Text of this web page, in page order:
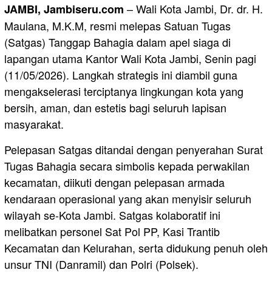
JAMBI, Jambiseru.com – Wali Kota Jambi, Dr. dr. H.
Maulana, M.K.M, resmi melepas Satuan Tugas
(Satgas) Tanggap Bahagia dalam apel siaga di
lapangan utama Kantor Wali Kota Jambi, Senin pagi
(11/05/2026). Langkah strategis ini diambil guna
mengakselerasi terciptanya lingkungan kota yang
bersih, aman, dan estetis bagi seluruh lapisan
masyarakat.
Pelepasan Satgas ditandai dengan penyerahan Surat
Tugas Bahagia secara simbolis kepada perwakilan
kecamatan, diikuti dengan pelepasan armada
kendaraan operasional yang akan menyisir seluruh
wilayah se-Kota Jambi. Satgas kolaboratif ini
melibatkan personel Sat Pol PP, Kasi Trantib
Kecamatan dan Kelurahan, serta didukung penuh oleh
unsur TNI (Danramil) dan Polri (Polsek).